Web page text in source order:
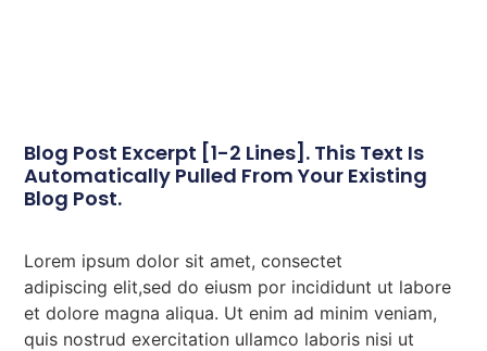
Blog Post Excerpt [1-2 Lines]. This Text Is
Automatically Pulled From Your Existing
Blog Post.
Lorem ipsum dolor sit amet, consectet
adipiscing elit,sed do eiusm por incididunt ut labore
et dolore magna aliqua. Ut enim ad minim veniam,
quis nostrud exercitation ullamco laboris nisi ut